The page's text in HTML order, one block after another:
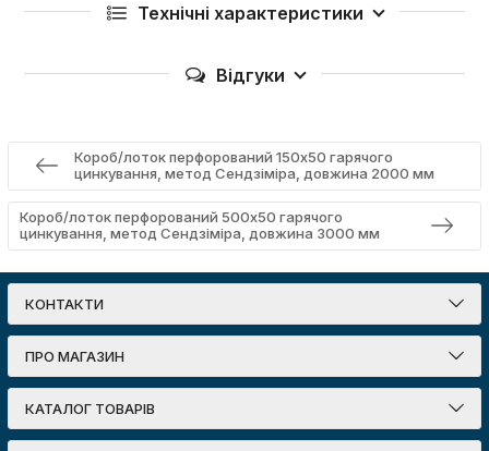
Технічні характеристики
Відгуки
Короб/лоток перфорований 150х50 гарячого
цинкування, метод Сендзіміра, довжина 2000 мм
Короб/лоток перфорований 500х50 гарячого
цинкування, метод Сендзіміра, довжина 3000 мм
КОНТАКТИ
ПРО МАГАЗИН
КАТАЛОГ ТОВАРІВ